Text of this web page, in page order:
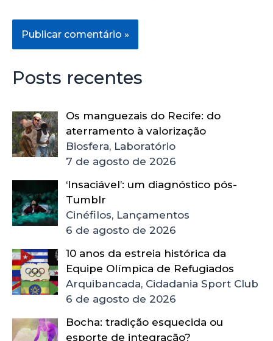
Posts recentes
Os manguezais do Recife: do
aterramento à valorização
Biosfera, Laboratório
7 de agosto de 2026
‘Insaciável’: um diagnóstico pós-
Tumblr
Cinéfilos, Lançamentos
6 de agosto de 2026
10 anos da estreia histórica da
Equipe Olímpica de Refugiados
Arquibancada, Cidadania Sport Club
6 de agosto de 2026
Bocha: tradição esquecida ou
esporte de integração?